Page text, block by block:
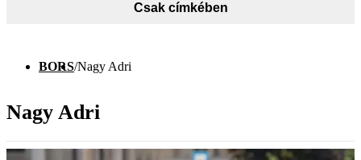
Csak címkében
BORS/Nagy Adri
Nagy Adri